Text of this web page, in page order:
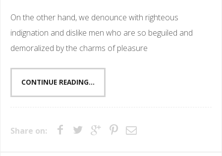
On the other hand, we denounce with righteous
indignation and dislike men who are so beguiled and
demoralized by the charms of pleasure
CONTINUE READING...
Share on: